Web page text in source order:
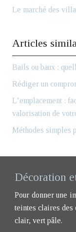
Le marché des
Articles
Bails ou baux :
Rédiger un
L’emplacement :
valorisation de
Méthodes simples
Décoration
Pour donner une
teintes claires des
clair, vert pâle.